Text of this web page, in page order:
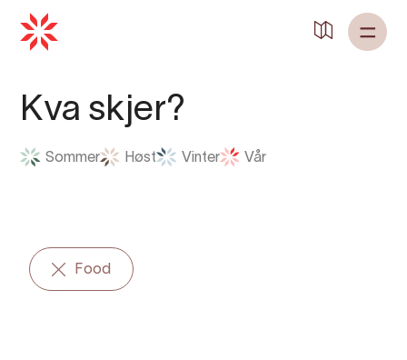
Kva skjer?
Sommer Høst Vinter Vår
Food